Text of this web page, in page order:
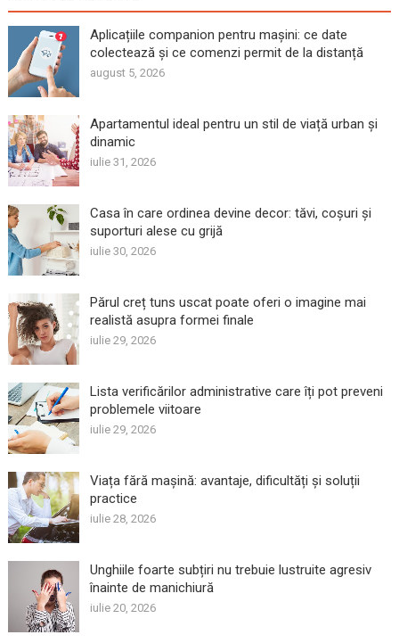
Aplicațiile companion pentru mașini: ce date
colectează și ce comenzi permit de la distanță
august 5, 2026
Apartamentul ideal pentru un stil de viață urban și
dinamic
iulie 31, 2026
Casa în care ordinea devine decor: tăvi, coșuri și
suporturi alese cu grijă
iulie 30, 2026
Părul creț tuns uscat poate oferi o imagine mai
realistă asupra formei finale
iulie 29, 2026
Lista verificărilor administrative care îți pot preveni
problemele viitoare
iulie 29, 2026
Viața fără mașină: avantaje, dificultăți și soluții
practice
iulie 28, 2026
Unghiile foarte subțiri nu trebuie lustruite agresiv
înainte de manichiură
iulie 20, 2026